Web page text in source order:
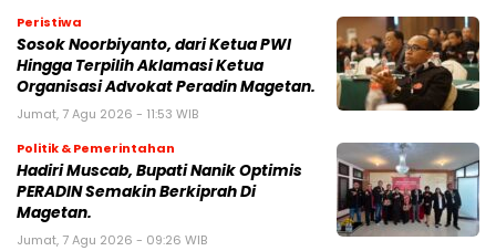
Peristiwa
Sosok Noorbiyanto, dari Ketua PWI
Hingga Terpilih Aklamasi Ketua
Organisasi Advokat Peradin Magetan.
Jumat, 7 Agu 2026 - 11:53 WIB
Politik & Pemerintahan
Hadiri Muscab, Bupati Nanik Optimis
PERADIN Semakin Berkiprah Di
Magetan.
Jumat, 7 Agu 2026 - 09:26 WIB